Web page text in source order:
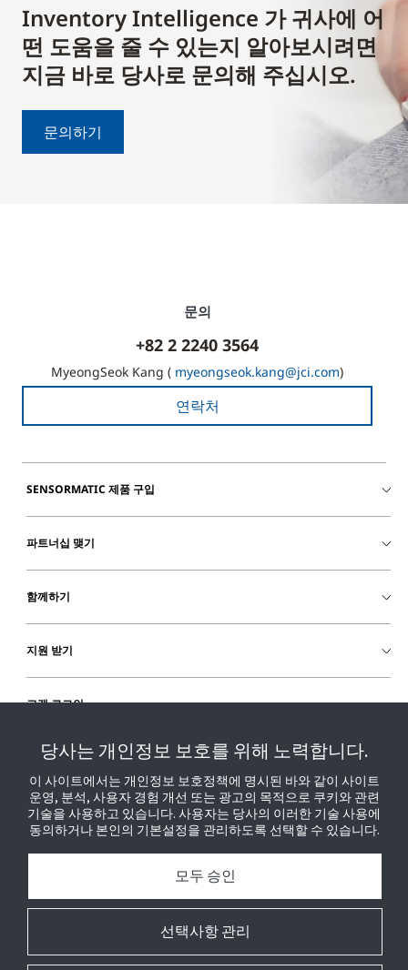
Inventory Intelligence 가 귀사에 어
떤 도움을 줄 수 있는지 알아보시려면
지금 바로 당사로 문의해 주십시오.
문의하기
문의
+82 2 2240 3564
MyeongSeok Kang ( myeongseok.kang@jci.com)
연락처
SENSORMATIC 제품 구입
파트너십 맺기
함께하기
지원 받기
고객 로그인
당사는 개인정보 보호를 위해 노력합니다.
이 사이트에서는 개인정보 보호정책에 명시된 바와 같이 사이트
운영, 분석, 사용자 경험 개선 또는 광고의 목적으로 쿠키와 관련
기술을 사용하고 있습니다. 사용자는 당사의 이러한 기술 사용에
동의하거나 본인의 기본설정을 관리하도록 선택할 수 있습니다.
선택사항 관리
모두 승인